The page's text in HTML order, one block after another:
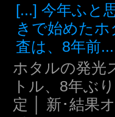
[...] 今年ふと
きで始めたホ
査は、8年前...
ホタルの発光
トル、8年ぶ
定 │ 新･結果